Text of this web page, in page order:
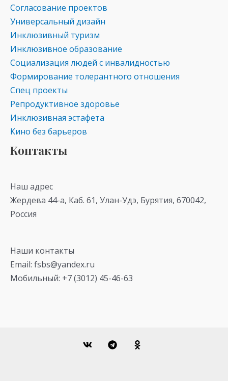
Согласование проектов
Универсальный дизайн
Инклюзивный туризм
Инклюзивное образование
Социализация людей с инвалидностью
Формирование толерантного отношения
Спец проекты
Репродуктивное здоровье
Инклюзивная эстафета
Кино без барьеров
Контакты
Наш адрес
Жердева 44-а, Каб. 61, Улан-Удэ, Бурятия, 670042,
Россия
Наши контакты
Email: fsbs@yandex.ru
Мобильный: +7 (3012) 45-46-63